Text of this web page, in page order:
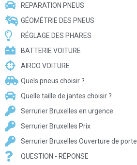
REPARATION PNEUS
GÉOMÉTRIE DES PNEUS
RÉGLAGE DES PHARES
BATTERIE VOITURE
AIRCO VOITURE
Quels pneus choisir ?
Quelle taille de jantes choisir ?
Serrurier Bruxelles en urgence
Serrurier Bruxelles Prix
Serrurier Bruxelles Ouverture de porte
QUESTION - RÉPONSE